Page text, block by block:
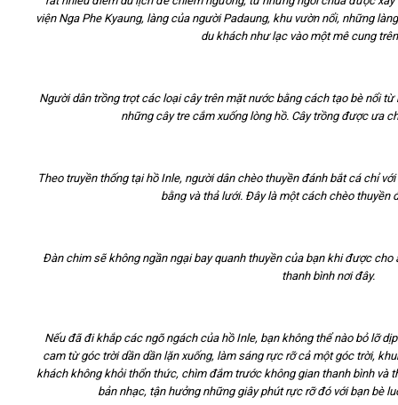
viện Nga Phe Kyaung, làng của người Padaung, khu vườn nổi, những
du khách như lạc vào một mê cung
Người dân trồng trọt các loại cây trên mặt nước bằng cách tạo bè nổi
những cây tre cắm xuống lòng hồ. Cây trồng được ưa
Theo truyền thống tại hồ Inle, người dân chèo thuyền đánh bắt cá chỉ
bằng và thả lưới. Đây là một cách chèo thuyền
Đàn chim sẽ không ngần ngại bay quanh thuyền của bạn khi được
thanh bình nơi đây.
Nếu đã đi khắp các ngõ ngách của hồ Inle, bạn không thể nào bỏ lỡ
cam từ góc trời dần dần lặn xuống, làm sáng rực rỡ cả một góc trời,
khách không khỏi thổn thức, chìm đắm trước không gian thanh bình và
bản nhạc, tận hưởng những giây phút rực rỡ đó với bạn bè